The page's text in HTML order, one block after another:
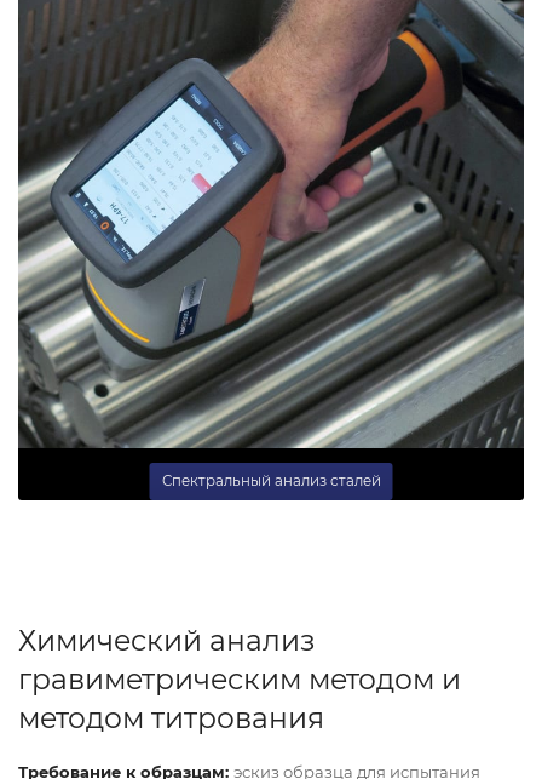
Спектральный анализ сталей
Химический анализ
гравиметрическим методом и
методом титрования
Требование к образцам: эскиз образца для испытания